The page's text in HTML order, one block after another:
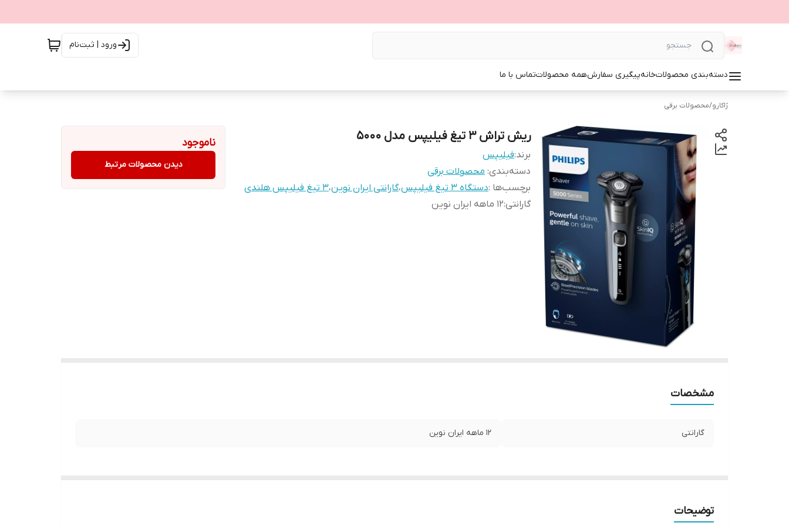
ورود | ثبت‌نام
دسته‌بندی محصولاتخانهپیگیری سفارشهمه محصولاتتماس با ما
ژاکارو/محصولات برقی
ریش تراش ۳ تیغ فیلیپس مدل ۵۰۰۰
برند:فیلیپس
دسته‌بندی: محصولات برقی
برچسب‌ها :دستگاه ۳ تیغ فیلیپس ،گارانتی ایران نوین،۳ تیغ فیلیپس هلندی
گارانتی:۱۲ ماهه ایران نوین
ناموجود
دیدن محصولات مرتبط
مشخصات
گارانتی ۱۲ ماهه ایران نوین
توضیحات